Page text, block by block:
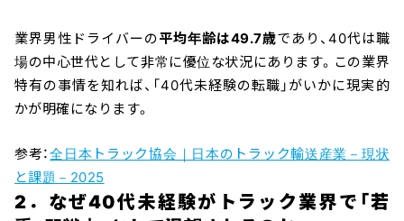
業界男性ドライバーの平均年齢は49.7歳であり、40代は職
場の中心世代として非常に優位な状況にあります。この業界
特有の事情を知れば、「40代未経験の転職」がいかに現実的
かが明確になります。
参考：全日本トラック協会｜日本のトラック輸送産業－現状
と課題－2025
2．なぜ40代未経験がトラック業界で「若